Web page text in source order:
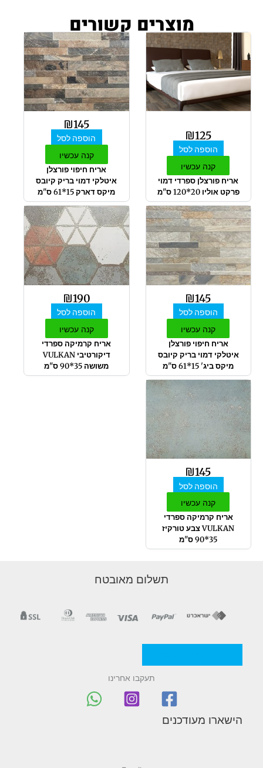
מוצרים קשורים
₪125
הוספה לסל
קנה עכשיו
אריח פורצלן ספרדי דמוי
פרקט אוליו 20*120 ס"מ
₪145
הוספה לסל
קנה עכשיו
אריח חיפוי פורצלן
איטלקי דמוי בריק קיובס
מיקס דארק 15*61 ס"מ
₪145
הוספה לסל
קנה עכשיו
אריח חיפוי פורצלן
איטלקי דמוי בריק קיובס
מיקס ביג' 15*61 ס"מ
₪190
הוספה לסל
קנה עכשיו
אריח קרמיקה ספרדי
דיקורטיבי VULKAN
משושה 35*90 ס"מ
₪145
הוספה לסל
קנה עכשיו
אריח קרמיקה ספרדי
VULKAN צבע טורקיז
35*90 ס"מ
תשלום מאובטח
תעקבו אחרינו
הישארו מעודכנים